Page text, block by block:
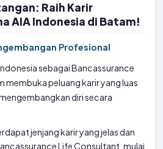
Raih Karir
AIA Indonesia di Batam!
Profesional
sebagai Bancassurance
membuka peluang karir yang luas
diri secara
jenjang karir yang jelas dan
Life Consultant, mulai